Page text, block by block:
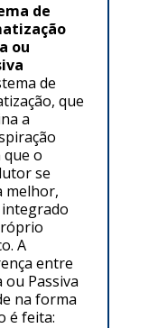
de
ou
de
que
a
que o
se
melhor,
A
entre
ou Passiva
na forma
é feita: